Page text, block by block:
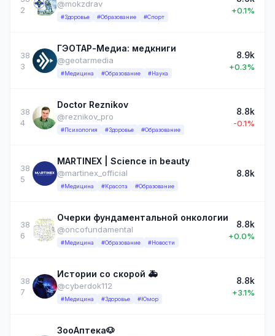
2
@mokzdrav
#Здоровье #Образование #Спорт
+0.1%
38
3
ГЭОТАР-Медиа: медкниги
@geotarmedia
#Медицина #Образование #Наука
8.9k
+0.3%
38
4
Doctor Reznikov
@reznikov_pro
#Психология #Здоровье #Образование
8.8k
-0.1%
38
5
MARTINEX | Science in beauty
@martinex_official
#Медицина #Красота #Образование
8.8k
38
6
Очерки фундаментальной онкологии
@oncofundamental
#Медицина #Образование #Новости
8.8k
+0.0%
38
7
Истории со скорой 🚑
@cyberdok112
#Медицина #Здоровье #Юмор
8.8k
+3.1%
ЗооАптека🐶